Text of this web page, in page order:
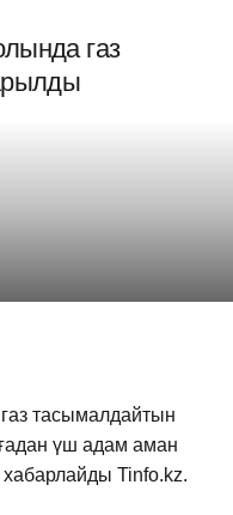
газ
тасымалдайтын
үш адам аман
Tinfo.kz.